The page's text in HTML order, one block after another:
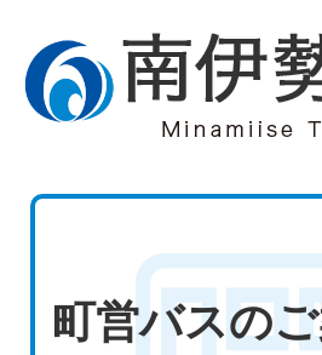
町営バスの